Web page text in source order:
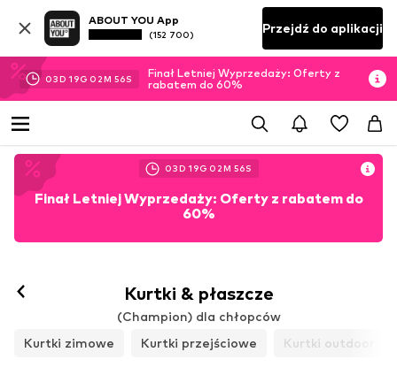
ABOUT YOU App
(152 700) Przejdź do aplikacji
03D 19G 02M 54S
Finał Letniej Wyprzedaży: Oferty z
rabatem do 60%
03D 19G 02M 54S
Finał Letniej Wyprzedaży: Oferty z rabatem do
60%
Kurtki & płaszcze
(Champion) dla chłopców
Kurtki zimowe
Kurtki przejściowe Kurtki outdoor